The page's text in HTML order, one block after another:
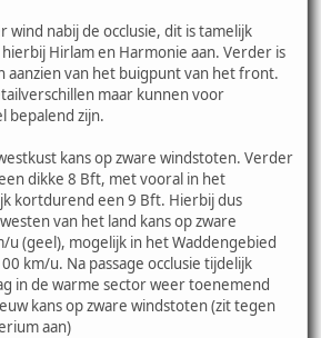
wind nabij de occlusie, dit is tamelijk
Hirlam en Harmonie aan. Verder is
aanzien van het buigpunt van het front.
maar kunnen voor
bepalend zijn.
kans op zware windstoten. Verder
dikke 8 Bft, met vooral in het
kortdurend een 9 Bft. Hierbij dus
van het land kans op zware
(geel), mogelijk in het Waddengebied
km/u. Na passage occlusie tijdelijk
in de warme sector weer toenemend
kans op zware windstoten (zit tegen
aan)